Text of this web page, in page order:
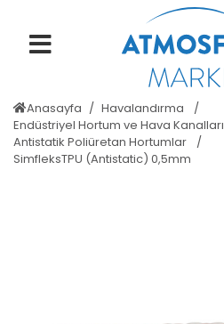
Anasayfa
Havalandırma
Endüstriyel Hortum ve Hava Kanalları
Antistatik Poliüretan Hortumlar
SimfleksTPU (Antistatic) 0,5mm